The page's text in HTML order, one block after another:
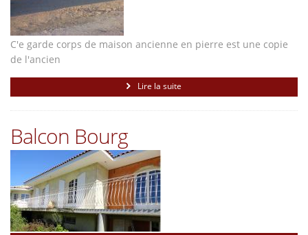
C'e garde corps de maison ancienne en pierre est une copie
de l'ancien
Lire la suite
Balcon Bourg